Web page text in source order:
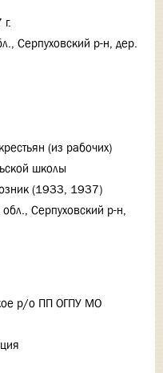
Серпуховский р-н, дер.
(из рабочих)
школы
(1933, 1937)
Серпуховский р-н,
р/о ПП ОГПУ МО